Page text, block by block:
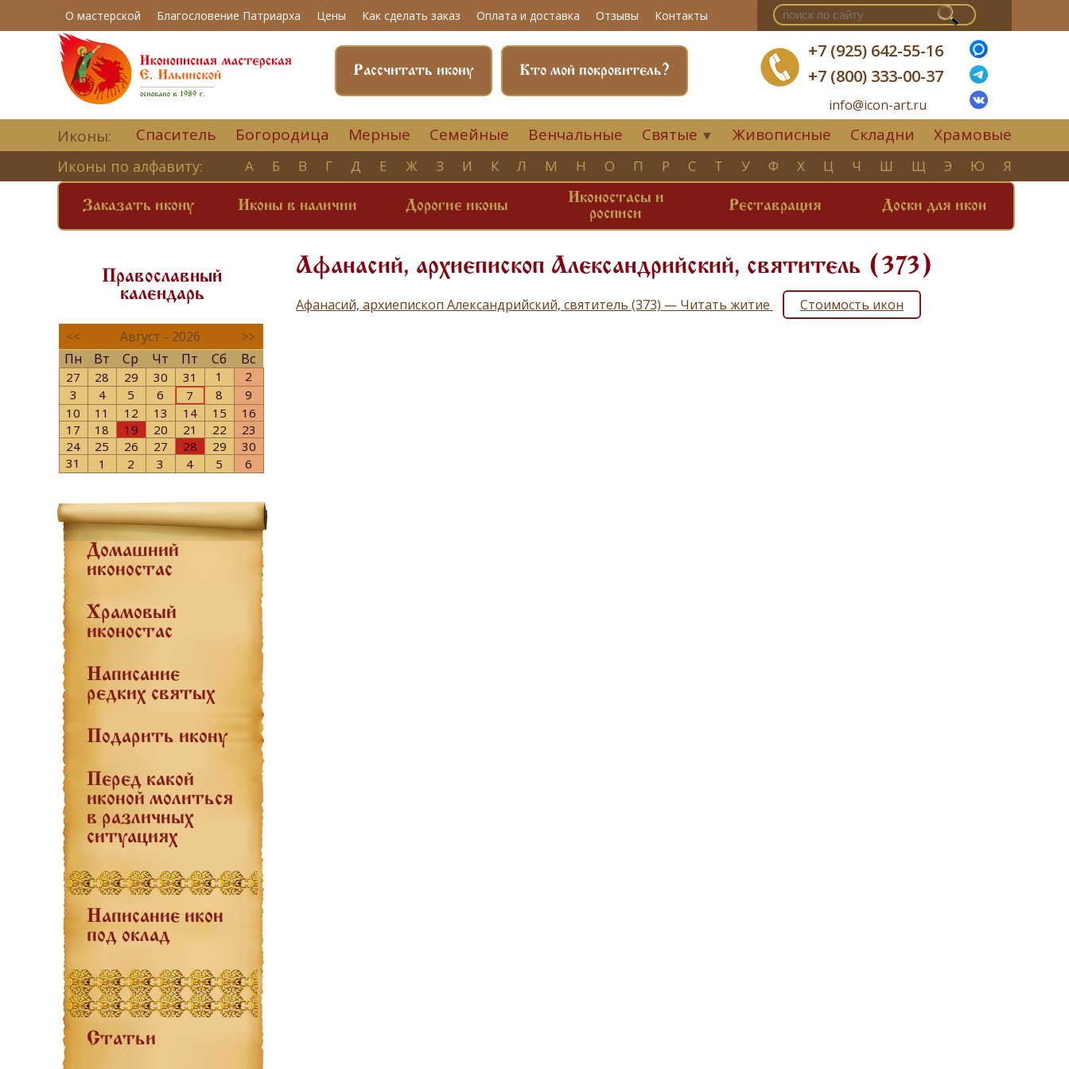
О мастерской Благословение Патриарха Цены Как сделать заказ Оплата и доставка Отзывы Контакты
+7 (925) 642-55-16
+7 (800) 333-00-37
info@icon-art.ru
Кто мой покровитель?
Рассчитать икону
Иконы: Спаситель Богородица Мерные Семейные Венчальные Святые ▼ Живописные Складни Храмовые
Иконы по алфавиту: А Б В Г Д Е Ж З И К Л М Н О П Р С Т У Ф Х Ц Ч Ш Щ Э Ю Я
Заказать икону Иконы в наличии Дорогие иконы
Иконостасы и
росписи
Реставрация Доски для икон
Православный
календарь
<< Август - 2026
>>
Пн
Вт Ср Чт Пт Сб Вс
27 28 29 30 31 1
2
3
4 5 6 7 8
9
10
11 12 13 14 15
16
17
18 19 20 21 22
23
24
25 26 27 28 29
30
31
1 2 3 4 5 6
Домашний
иконостас
Храмовый
иконостас
Написание
редких святых
Подарить икону
Перед какой
иконой молиться
в различных
ситуациях
Написание икон
под оклад
Статьи
Афанасий, архиепископ Александрийский, святитель (373)
Афанасий, архиепископ Александрийский, святитель (373) — Читать житие Стоимость икон